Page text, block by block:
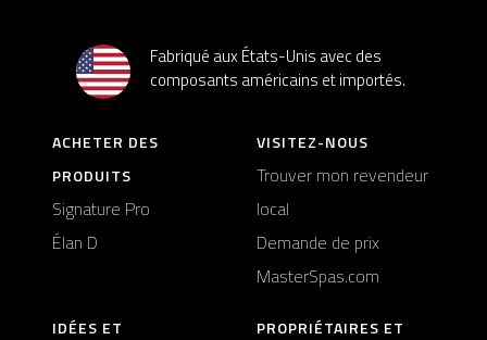
Fabriqué aux États-Unis avec des
composants américains et importés.
ACHETER DES
PRODUITS
Signature Pro
Élan D
VISITEZ-NOUS
Trouver mon revendeur
local
Demande de prix
MasterSpas.com
IDÉES ET
PROPRIÉTAIRES ET